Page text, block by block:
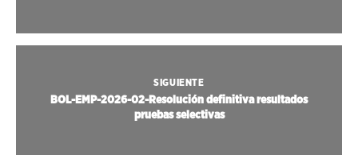
SIGUIENTE
BOL-EMP-2026-02-Resolución definitiva resultados
pruebas selectivas